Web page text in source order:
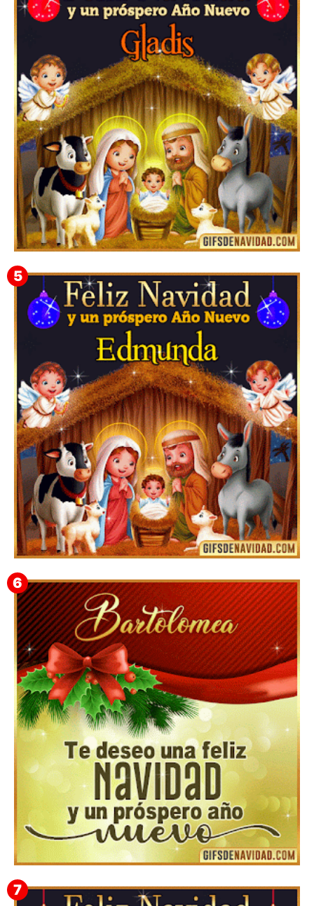
Te deseo una Feliz Navidad Barsimea
Feliz Navidad y próspero Año Nuevo Gladis
Feliz Navidad y próspero Año Nuevo Edmunda